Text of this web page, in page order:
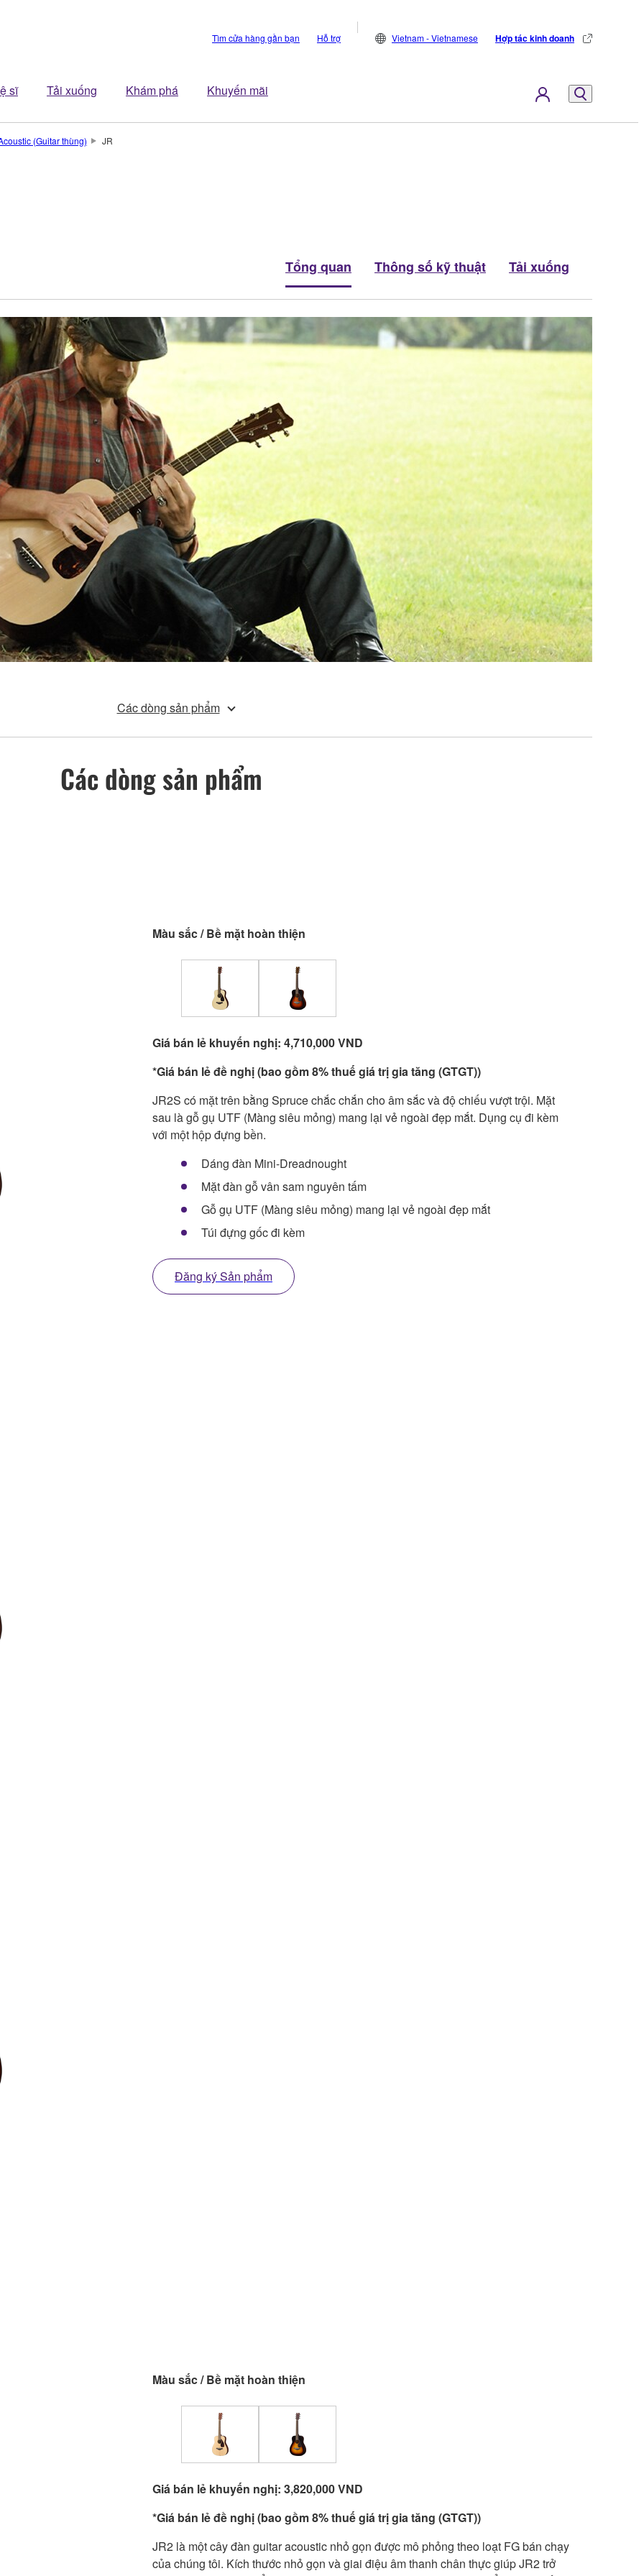
sĩ Tải xuống Khám phá Khuyến mãi
Tìm cửa hàng gần bạn Hỗ trợ Vietnam - Vietnamese Hợp tác kinh doanh
(Guitar thùng) JR
Tổng quan Thông số kỹ thuật Tải xuống
Các dòng sản phẩm
Các dòng sản phẩm
Màu sắc / Bề mặt hoàn thiện
Giá bán lẻ khuyến nghị: 4,710,000 VND
*Giá bán lẻ đề nghị (bao gồm 8% thuế giá trị gia tăng (GTGT))
JR2S có mặt trên bằng Spruce chắc chắn cho âm sắc và độ chiếu vượt trội. Mặt
sau là gỗ gụ UTF (Màng siêu mỏng) mang lại vẻ ngoài đẹp mắt. Dụng cụ đi kèm
với một hộp đựng bền.
Dáng đàn Mini-Dreadnought
Mặt đàn gỗ vân sam nguyên tấm
Gỗ gụ UTF (Màng siêu mỏng) mang lại vẻ ngoài đẹp mắt
Túi đựng gốc đi kèm
Đăng ký Sản phẩm
Màu sắc / Bề mặt hoàn thiện
Giá bán lẻ khuyến nghị: 3,820,000 VND
*Giá bán lẻ đề nghị (bao gồm 8% thuế giá trị gia tăng (GTGT))
JR2 là một cây đàn guitar acoustic nhỏ gọn được mô phỏng theo loạt FG bán chạy
của chúng tôi. Kích thước nhỏ gọn và giai điệu âm thanh chân thực giúp JR2 trở